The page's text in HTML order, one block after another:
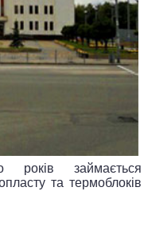
займається
та термоблоків